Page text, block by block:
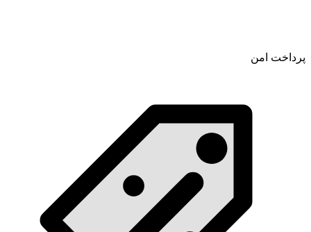
پرداخت امن